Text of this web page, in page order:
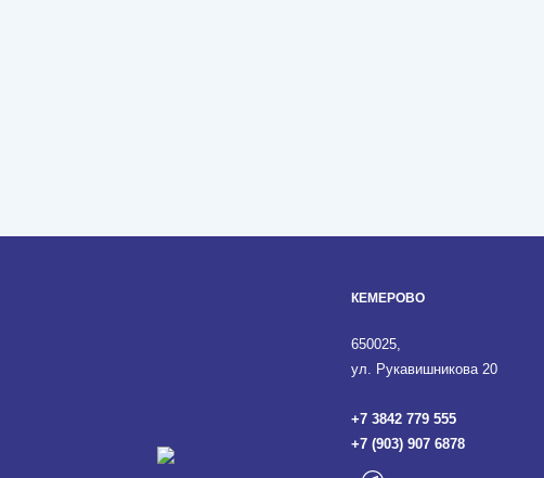
КЕМЕРОВО
650025,
ул. Рукавишникова 20
+7 3842 779 555
+7 (903) 907 6878